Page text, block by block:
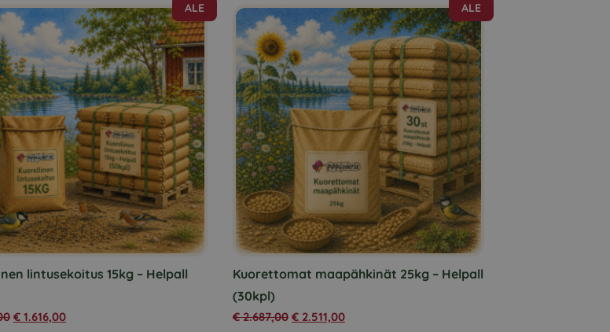
ALE
lintusekoitus 15kg – Helpall
€ 1.616,00
ALE
Kuorettomat maapähkinät 25kg – Helpall
(30kpl)
€2.687,00 € 2.511,00